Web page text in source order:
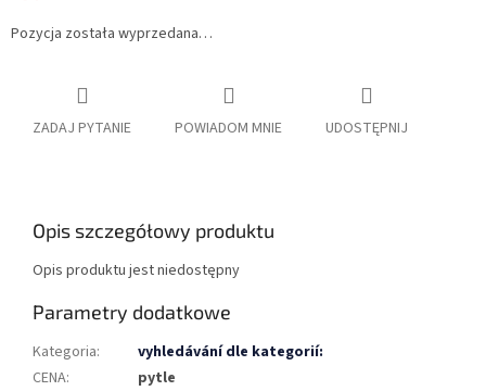
Pozycja została wyprzedana…
ZADAJ PYTANIE POWIADOM MNIE UDOSTĘPNIJ
Opis szczegółowy produktu
Opis produktu jest niedostępny
Parametry dodatkowe
Kategoria:
vyhledávání dle kategorií:
CENA:
pytle